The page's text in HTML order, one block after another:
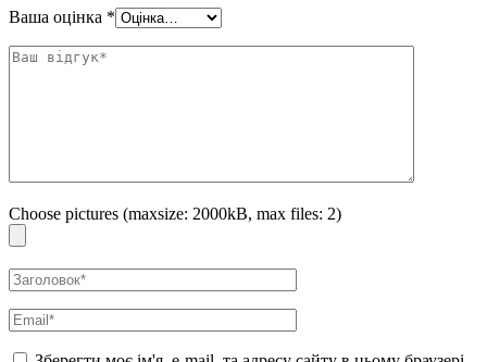
Ваша оцінка *
Choose pictures (maxsize: 2000kB, max files: 2)